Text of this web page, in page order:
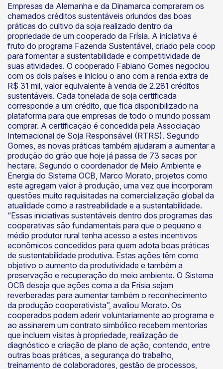
Empresas da Alemanha e da Dinamarca compraram os
chamados créditos sustentáveis oriundos das boas
práticas do cultivo da soja realizado dentro da
propriedade de um cooperado da Frísia. A iniciativa é
fruto do programa Fazenda Sustentável, criado pela coop
para fomentar a sustentabilidade e competitividade de
suas atividades. O cooperado Fabiano Gomes negociou
com os dois países e iniciou o ano com a renda extra de
R$ 31 mil, valor equivalente à venda de 2.281 créditos
sustentáveis. Cada tonelada de soja certificada
corresponde a um crédito, que fica disponibilizado na
plataforma para que empresas de todo o mundo possam
comprar. A certificação é concedida pela Associação
Internacional de Soja Responsável (RTRS). Segundo
Gomes, as novas práticas também ajudaram a aumentar a
produção do grão que hoje já passa de 73 sacas por
hectare. Segundo o coordenador de Meio Ambiente e
Energia do Sistema OCB, Marco Morato, projetos como
este agregam valor à produção, uma vez que incorporam
questões muito requisitadas na comercialização global da
atualidade como a rastreabilidade e a sustentabilidade.
“Essas iniciativas sustentáveis dentro dos programas das
cooperativas são fundamentais para que o pequeno e
médio produtor rural tenha acesso a estes incentivos
econômicos concedidos para quem adota boas práticas
de sustentabilidade produtiva. Estas ações têm como
objetivo o aumento da produtividade e também a
preservação e recuperação do meio ambiente. O Sistema
OCB deseja que ações coma a da Frísia sejam
reverberadas para aumentar também o reconhecimento
da produção cooperativista”, avaliou Morato. Os
cooperados podem aderir voluntariamente ao programa e
ao assinarem um contrato simbólico recebem mentorias
que incluem visitas à propriedade, realização de
diagnóstico e criação de plano de ação, contendo, entre
outras boas práticas, a segurança do trabalho,
treinamento de colaboradores, gestão de processos,